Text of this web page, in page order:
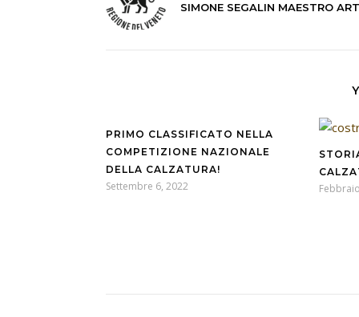
SIMONE SEGALIN MAESTRO
PRIMO CLASSIFICATO NELLA
COMPETIZIONE NAZIONALE
DELLA CALZATURA!
Settembre 6, 2022